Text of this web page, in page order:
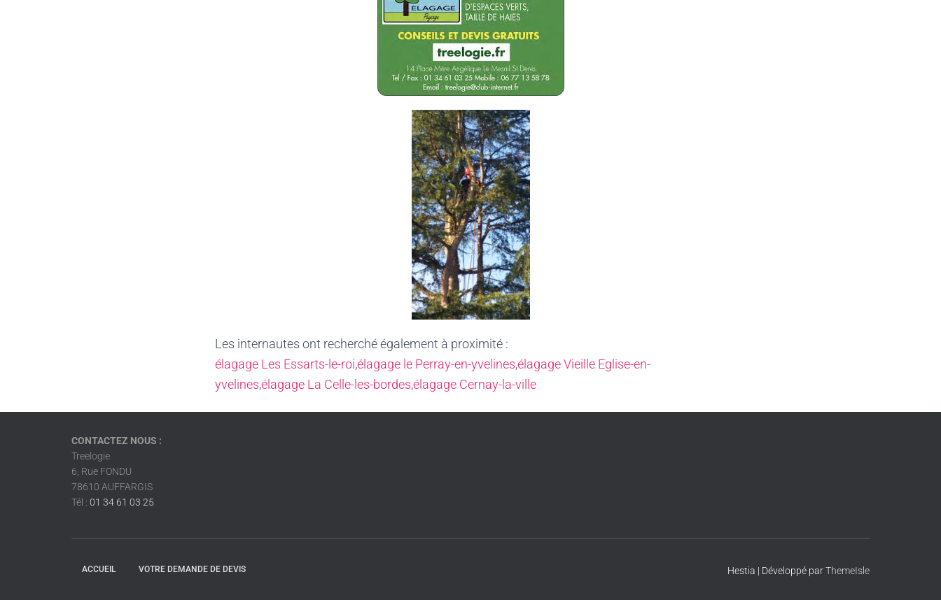
Les internautes ont recherché également à proximité :
élagage Les Essarts-le-roi,élagage le Perray-en-yvelines,élagage Vieille Eglise-en-
yvelines,élagage La Celle-les-bordes,élagage Cernay-la-ville
CONTACTEZ NOUS :
Treelogie
6, Rue FONDU
78610 AUFFARGIS
Tél : 01 34 61 03 25
ACCUEIL VOTRE DEMANDE DE DEVIS Hestia | Développé parThemeIsle